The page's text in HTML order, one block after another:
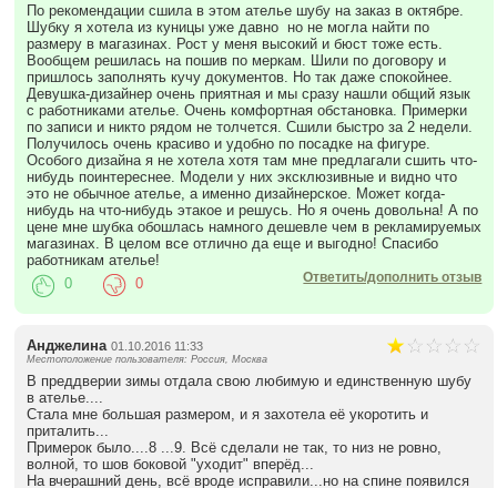
По рекомендации сшила в этом ателье шубу на заказ в октябре.
Шубку я хотела из куницы уже давно но не могла найти по
размеру в магазинах. Рост у меня высокий и бюст тоже есть.
Вообщем решилась на пошив по меркам. Шили по договору и
пришлось заполнять кучу документов. Но так даже спокойнее.
Девушка-дизайнер очень приятная и мы сразу нашли общий язык
с работниками ателье. Очень комфортная обстановка. Примерки
по записи и никто рядом не толчется. Сшили быстро за 2 недели.
Получилось очень красиво и удобно по посадке на фигуре.
Особого дизайна я не хотела хотя там мне предлагали сшить что-
нибудь поинтереснее. Модели у них эксклюзивные и видно что
это не обычное ателье, а именно дизайнерское. Может когда-
нибудь на что-нибудь этакое и решусь. Но я очень довольна! А по
цене мне шубка обошлась намного дешевле чем в рекламируемых
магазинах. В целом все отлично да еще и выгодно! Спасибо
работникам ателье!
Ответить/дополнить отзыв
0 0
Анджелина 01.10.2016 11:33
Местоположение пользователя: Россия, Москва
В преддверии зимы отдала свою любимую и единственную шубу
в ателье....
Стала мне большая размером, и я захотела её укоротить и
приталить...
Примерок было....8 ...9. Всё сделали не так, то низ не ровно,
волной, то шов боковой "уходит" вперёд...
На вчерашний день, всё вроде исправили...но на спине появился